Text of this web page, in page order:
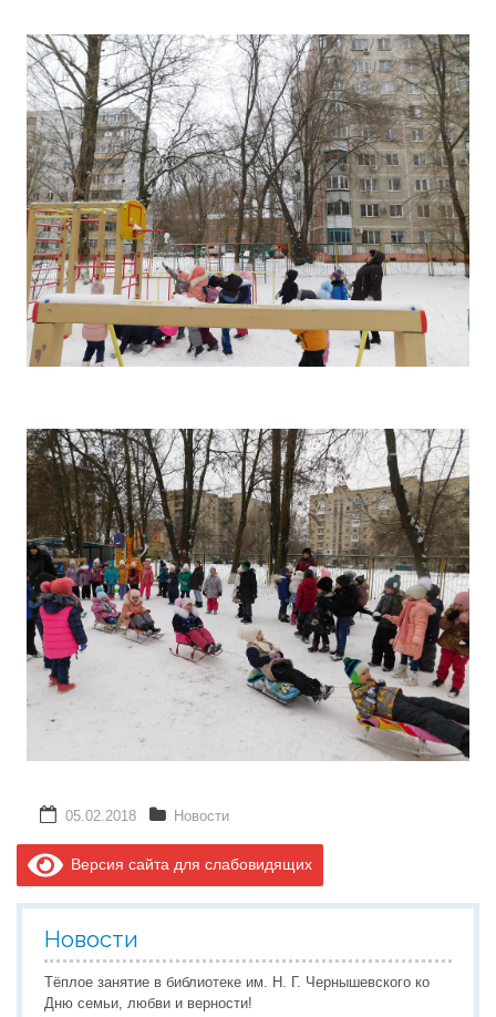
05.02.2018 Новости
Версия сайта для слабовидящих
Новости
Тёплое занятие в библиотеке им. Н. Г. Чернышевского ко
Дню семьи, любви и верности!